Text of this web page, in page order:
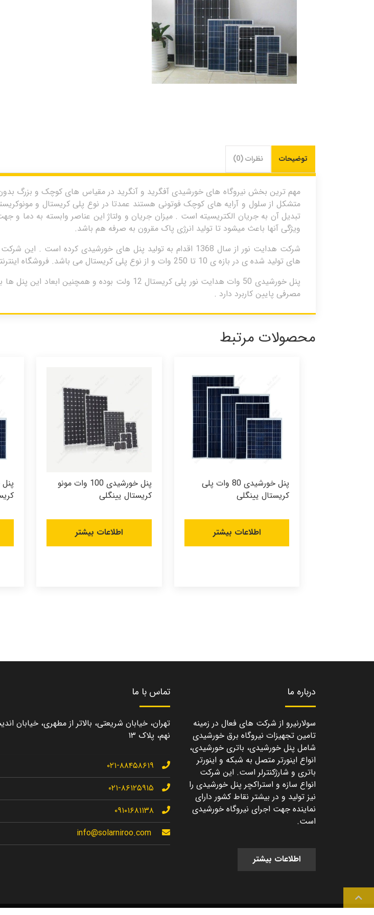
توضیحات نظرات (0)
مهم ترین بخش نیروگاه های خورشیدی آفگرید و آنگرید در مقیاس های کوچک و
متشکل از سلول و آرایه های کوچک فوتونی هستند عمدتا در نوع پلی کریستال و
تبدیل آن به جریان الکتریسیته است . میزان جریان و ولتاژ این عناصر وابسته به دما
ویژگی آنها باعث میشود تا تولید انرژی پاک مقرون به صرفه هم باشد.
شرکت هدایت نور از سال 1368 اقدام به تولید پنل های خورشیدی
های تولید شده ی در بازه ی 10 تا 250 وات و از نوع پلی کریستال می باشد. فروشگاه اینترنتی سولار نیرو نماینده فروش پنل های هدایت نور است.
پنل خورشیدی 50 وات هدایت نور پلی کریستال 12
مصرفی پایین کاربرد دارد .
محصولات مرتبط
پنل خورشیدی 80 وات پلی
کریستال یینگلی
اطلاعات بیشتر
پنل خورشیدی 100 وات مونو
کریستال یینگلی
اطلاعات بیشتر
درباره ما
سولارنیرو از شرکت های فعال در زمینه
تامین تجهیزات نیروگاه برق خورشیدی
شامل پنل خورشیدی، باتری خورشیدی،
انواع اینورتر متصل به شبکه و اینورتر
باتری و شارژکنترلر است. این شرکت
انواع سازه و استراکچر پنل خورشیدی را
نیز تولید و در بیشتر نقاط کشور دارای
نماینده جهت اجرای نیروگاه خورشیدی
است.
اطلاعات بیشتر
تماس با ما
تهران، خیابان شریعتی، بالاتر از مطهری، خیابان
نهم، پلاک ۱۳
۰۲۱-۸۸۴۵۸۶۱۹
۰۲۱-۸۶۱۲۵۹۱۵
۰۹۱۰۱۶۸۱۱۳۸
info@solarniroo.com